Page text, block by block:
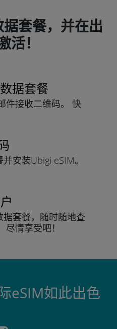
套餐，并在出
活！
据套餐
件接收二维码。
快
并安装Ubigi eSIM。
据套餐，随时随地查
尽情享受吧！
eSIM如此出色